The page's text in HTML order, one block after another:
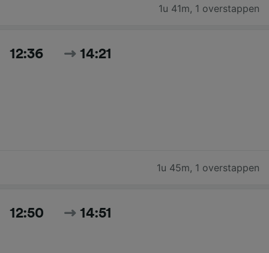
1u 41m, 1 overstappen
12:36 14:21
1u 45m, 1 overstappen
12:50 14:51